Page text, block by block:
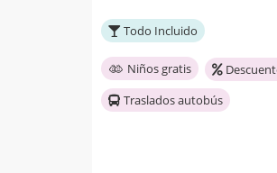
Todo Incluido
Niños gratis
Traslados autobús